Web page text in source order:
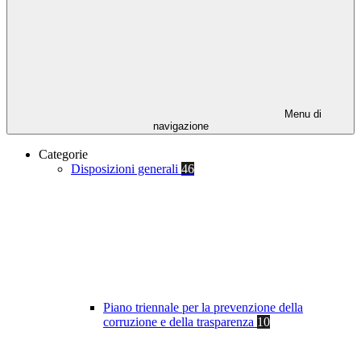
Menu di
navigazione
Categorie
Disposizioni generali 46
Piano triennale per la prevenzione della
corruzione e della trasparenza 10